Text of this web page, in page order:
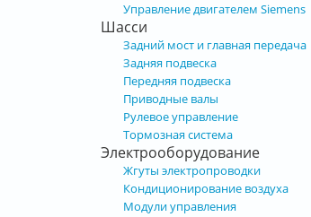
Управление двигателем Siemens
Шасси
Задний мост и главная передача
Задняя подвеска
Передняя подвеска
Приводные валы
Рулевое управление
Тормозная система
Электрооборудование
Жгуты электропроводки
Кондиционирование воздуха
Модули управления